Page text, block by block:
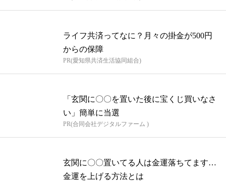
ライフ共済ってなに？月々の掛金が500円
からの保障
PR(愛知県共済生活協同組合)
「玄関に〇〇を置いた後に宝くじ買いなさ
い」簡単に当選
PR(合同会社デジタルファーム )
玄関に〇〇置いてる人は金運落ちてます…
金運を上げる方法とは